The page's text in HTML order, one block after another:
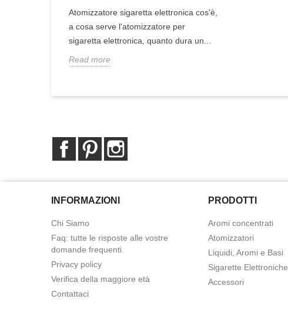
Atomizzatore sigaretta elettronica cos'è,
a cosa serve l'atomizzatore per
sigaretta elettronica, quanto dura un...
Read more
FacebookPinterest
INFORMAZIONI
Chi Siamo
Faq: tutte le risposte alle vostre
domande frequenti.
Privacy policy
Verifica della maggiore età
Contattaci
PRODOTTI
Aromi concentrati
Atomizzatori
Liquidi, Aromi e Basi
Sigarette Elettroniche
Accessori